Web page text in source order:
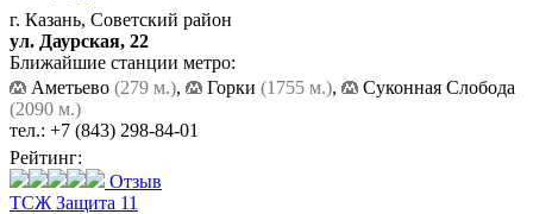
г. Казань, Советский район
ул. Даурская, 22
Ближайшие станции метро:
Аметьево (279 м.), Горки (1755 м.),
Суконная Слобода
(2090 м.)
тел.: +7 (843) 298-84-01
Рейтинг:
Отзыв
ТСЖ Защита 11